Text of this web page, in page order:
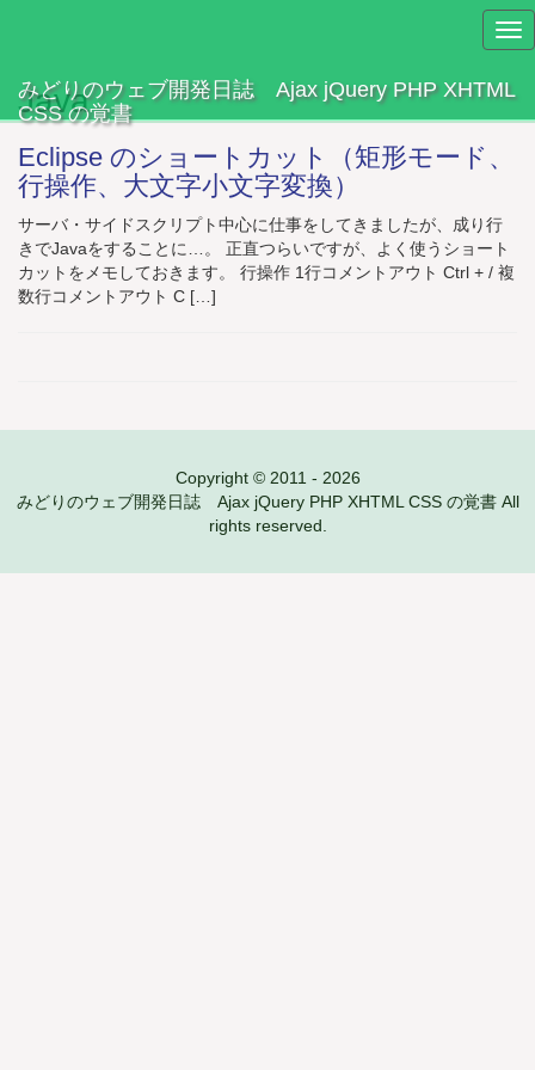
みどりのウェブ開発日誌 Ajax jQuery PHP XHTML
CSS の覚書
Java
Eclipse のショートカット（矩形モード、
行操作、大文字小文字変換）
サーバ・サイドスクリプト中心に仕事をしてきましたが、成り行
きでJavaをすることに…。 正直つらいですが、よく使うショート
カットをメモしておきます。 行操作 1行コメントアウト Ctrl + / 複
数行コメントアウト C […]
Copyright © 2011 - 2026
みどりのウェブ開発日誌 Ajax jQuery PHP XHTML CSS の覚書 All
rights reserved.